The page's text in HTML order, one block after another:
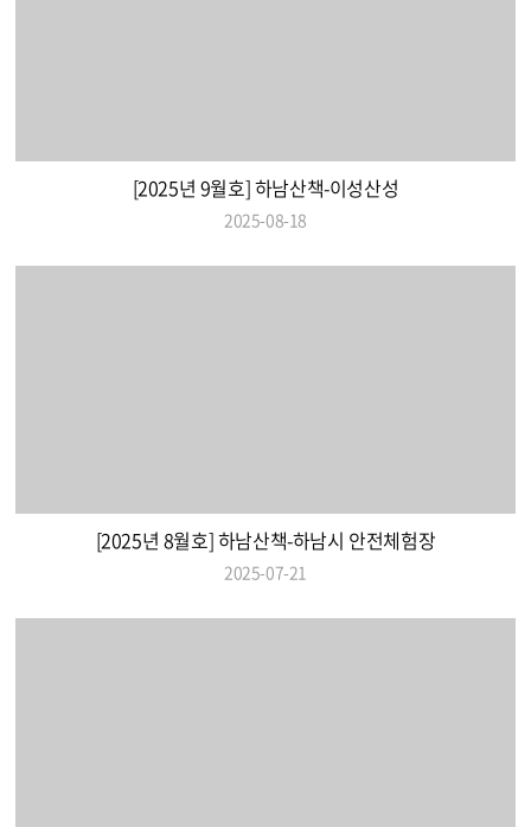
[2025년 9월호] 하남산책-이성산성
2025-08-18
[2025년 8월호] 하남산책-하남시 안전체험장
2025-07-21